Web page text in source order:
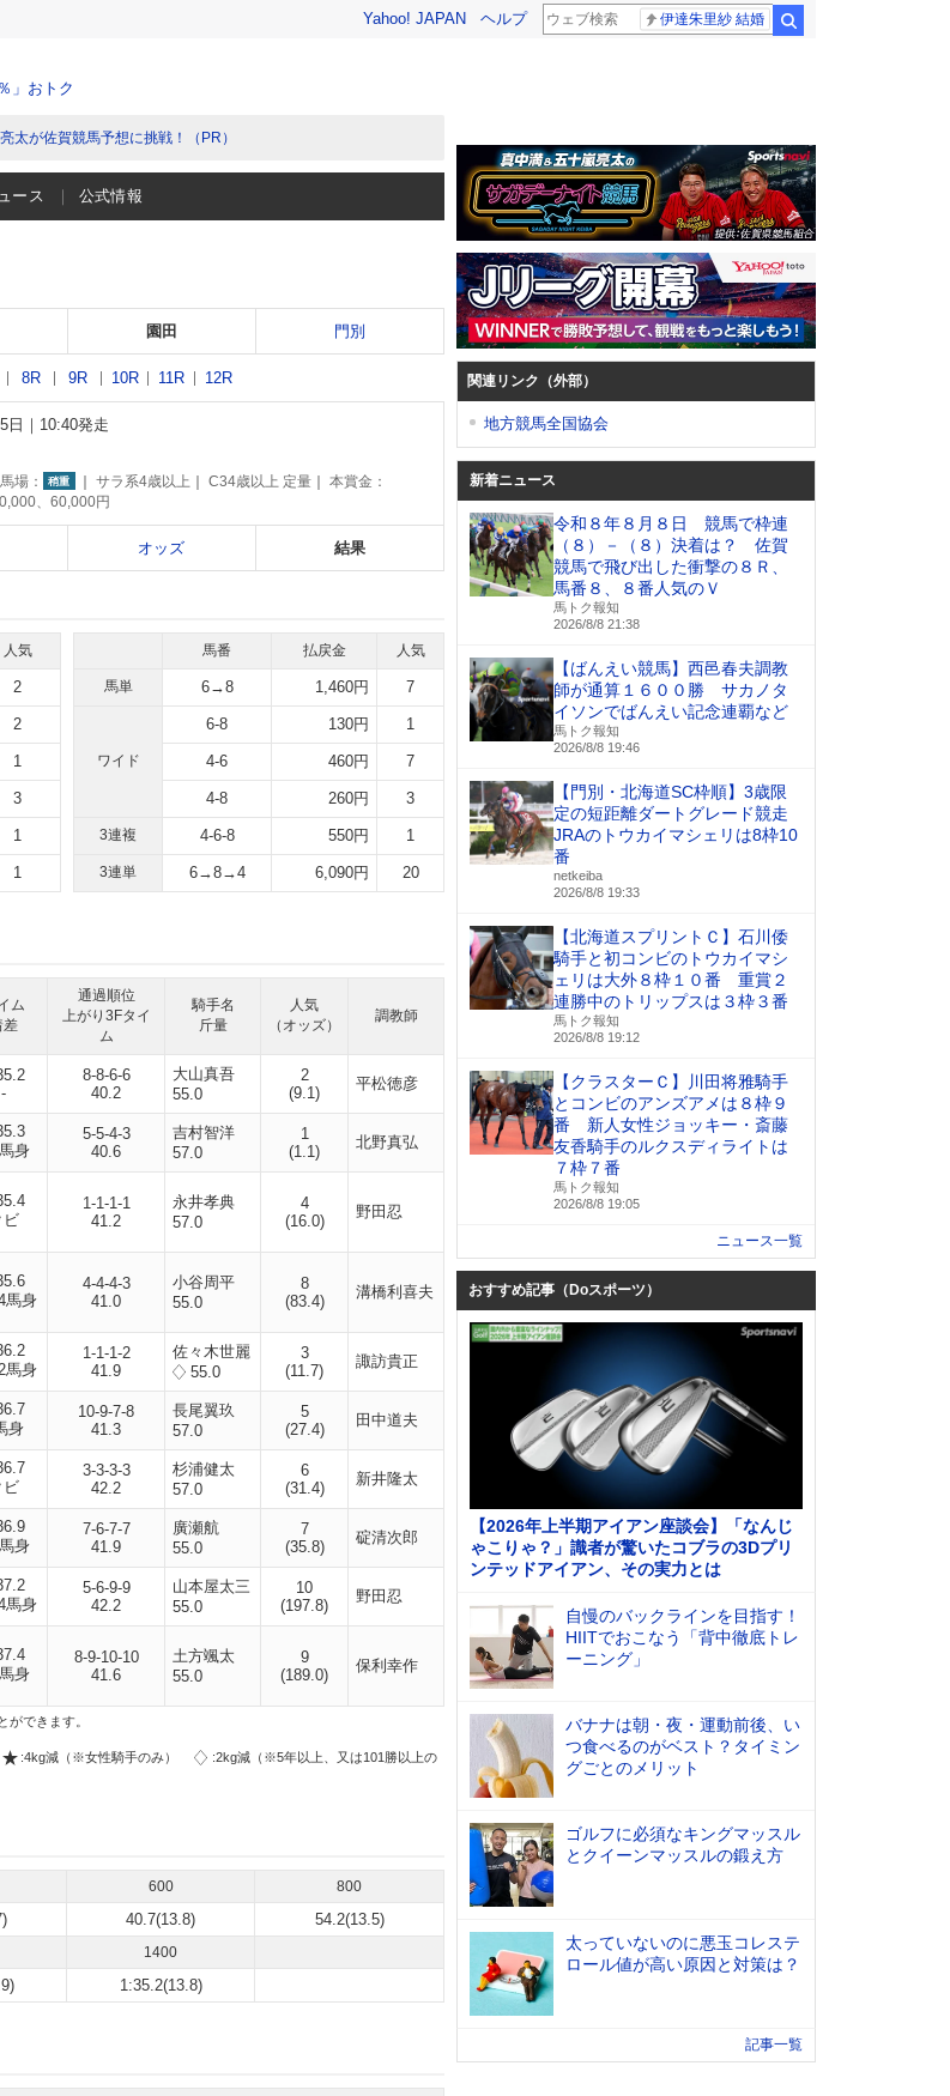
Yahoo! JAPAN ヘルプ 伊達朱里紗 結婚
」おトク
太が佐賀競馬予想に挑戦！（PR）
ース 公式情報
園田 門別
8R 9R 10R 11R 12R
日 10:40発走
馬場： 稍重 サラ系4歳以上 C34歳以上 定量
本賞金：
、60,000円
オッズ 結果
人気
2
2
1
3
1
1
馬番 払戻金 人気
馬単 6→8 1,460円 7
ワイド
6-8 130円 1
4-6 460円 7
4-8 260円 3
3連複 4-6-8 550円 1
3連単 6→8→4 6,090円 20
ム
差
通過順位
上がり3Fタイ
ム
騎手名
斤量
人気
（オッズ）
調教師
-
8-8-6-6
40.2
大山真吾
55.0
2
(9.1)
平松徳彦
身
5-5-4-3
40.6
吉村智洋
57.0
1
(1.1)
北野真弘
ビ
1-1-1-1
41.2
永井孝典
57.0
4
(16.0)
野田忍
馬身
4-4-4-3
41.0
小谷周平
55.0
8
(83.4)
溝橋利喜夫
馬身
1-1-1-2
41.9
佐々木世麗
55.0
3
(11.7)
諏訪貴正
身
10-9-7-8
41.3
長尾翼玖
57.0
5
(27.4)
田中道夫
ビ
3-3-3-3
42.2
杉浦健太
57.0
6
(31.4)
新井隆太
身
7-6-7-7
41.9
廣瀬航
55.0
7
(35.8)
碇清次郎
馬身
5-6-9-9
42.2
山本屋太三
55.0
10
(197.8)
野田忍
身
8-9-10-10
41.6
土方颯太
55.0
9
(189.0)
保利幸作
できます。
:4kg減（※女性騎手のみ）
:2kg減（※5年以上、又は101勝以上の
600 800
40.7(13.8) 54.2(13.5)
1400
1:35.2(13.8)
関連リンク（外部）
地方競馬全国協会
新着ニュース
令和８年８月８日 競馬で枠連
（８）－（８）決着は？ 佐賀
競馬で飛び出した衝撃の８Ｒ、
馬番８、８番人気のＶ
馬トク報知
2026/8/8 21:38
【ばんえい競馬】西邑春夫調教
師が通算１６００勝 サカノタ
イソンでばんえい記念連覇など
馬トク報知
2026/8/8 19:46
【門別・北海道SC枠順】3歳限
定の短距離ダートグレード競走
JRAのトウカイマシェリは8枠10
番
netkeiba
2026/8/8 19:33
【北海道スプリントＣ】石川倭
騎手と初コンビのトウカイマシ
ェリは大外８枠１０番 重賞２
連勝中のトリップスは３枠３番
馬トク報知
2026/8/8 19:12
【クラスターＣ】川田将雅騎手
とコンビのアンズアメは８枠９
番 新人女性ジョッキー・斎藤
友香騎手のルクスディライトは
７枠７番
馬トク報知
2026/8/8 19:05
ニュース一覧
おすすめ記事（Doスポーツ）
【2026年上半期アイアン座談会】「なんじ
ゃこりゃ？」識者が驚いたコブラの3Dプリ
ンテッドアイアン、その実力とは
自慢のバックラインを目指す！
HIITでおこなう「背中徹底トレ
ーニング」
バナナは朝・夜・運動前後、い
つ食べるのがベスト？タイミン
グごとのメリット
ゴルフに必須なキングマッスル
とクイーンマッスルの鍛え方
太っていないのに悪玉コレステ
ロール値が高い原因と対策は？
記事一覧